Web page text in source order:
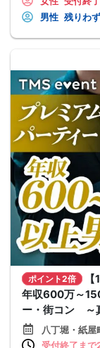
男性 残りわ
ポイント2倍
年収600万～
ー・街コン ～
八丁堀・紙
受付終了まで